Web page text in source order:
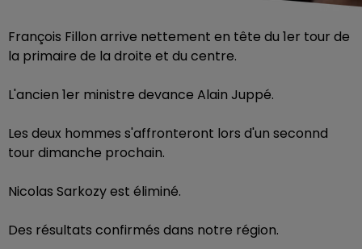
François Fillon arrive nettement en tête du 1er tour de
la primaire de la droite et du centre.
L'ancien 1er ministre devance Alain Juppé.
Les deux hommes s'affronteront lors d'un seconnd
tour dimanche prochain.
Nicolas Sarkozy est éliminé.
Des résultats confirmés dans notre région.